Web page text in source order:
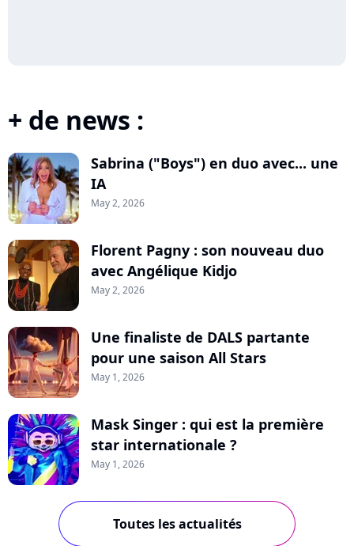
+ de news :
Sabrina ("Boys") en duo avec... une
IA
May 2, 2026
Florent Pagny : son nouveau duo
avec Angélique Kidjo
May 2, 2026
Une finaliste de DALS partante
pour une saison All Stars
May 1, 2026
Mask Singer : qui est la première
star internationale ?
May 1, 2026
Toutes les actualités